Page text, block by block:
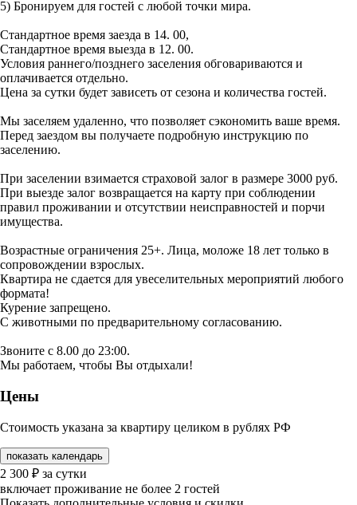
5) Бронируем для гостей с любой точки мира.
Стандартное время заезда в 14. 00,
Стандартное время выезда в 12. 00.
Условия раннего/позднего заселения обговариваются и
оплачивается отдельно.
Цена за сутки будет зависеть от сезона и количества гостей.
Мы заселяем удаленно, что позволяет сэкономить ваше время.
Перед заездом вы получаете подробную инструкцию по
заселению.
При заселении взимается страховой залог в размере 3000 руб.
При выезде залог возвращается на карту при соблюдении
правил проживании и отсутствии неисправностей и порчи
имущества.
Возрастные ограничения 25+. Лица, моложе 18 лет только в
сопровождении взрослых.
Квартира не сдается для увеселительных мероприятий любого
формата!
Курение запрещено.
С животными по предварительному согласованию.
Звоните с 8.00 до 23:00.
Мы работаем, чтобы Вы отдыхали!
Цены
Стоимость указана за квартиру целиком в рублях РФ
показать календарь
2 300 ₽ за сутки
включает проживание не более 2 гостей